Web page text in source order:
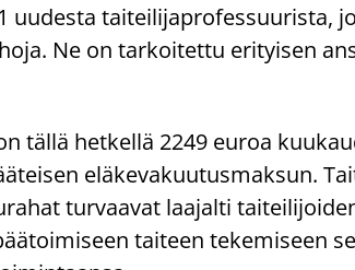
uudesta taiteilijaprofessuurista,
Ne on tarkoitettu erityisen
tällä hetkellä 2249 euroa
eläkevakuutusmaksun.
turvaavat laajalti
taiteen tekemiseen